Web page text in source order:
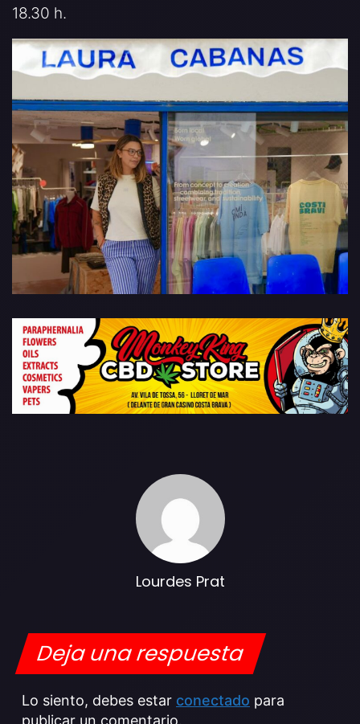
18.30 h.
Lourdes Prat
Deja una respuesta
Lo siento, debes estar conectado para
publicar un comentario.